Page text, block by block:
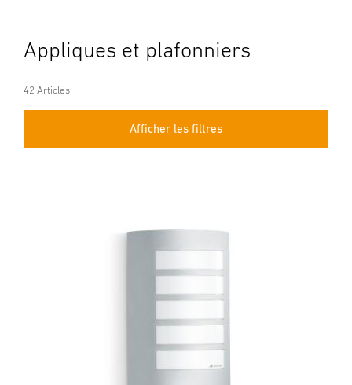
Appliques et plafonniers
42 Articles
Afficher les filtres